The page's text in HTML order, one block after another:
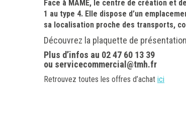
Face à MAME, le centre de création et
1 au type 4. Elle dispose d’un
sa localisation proche des transports,
Découvrez la plaquette de
Plus d’infos au 02 47 60 13 39
ou servicecommercial@tmh.fr
Retrouvez toutes les offres d’achat ici